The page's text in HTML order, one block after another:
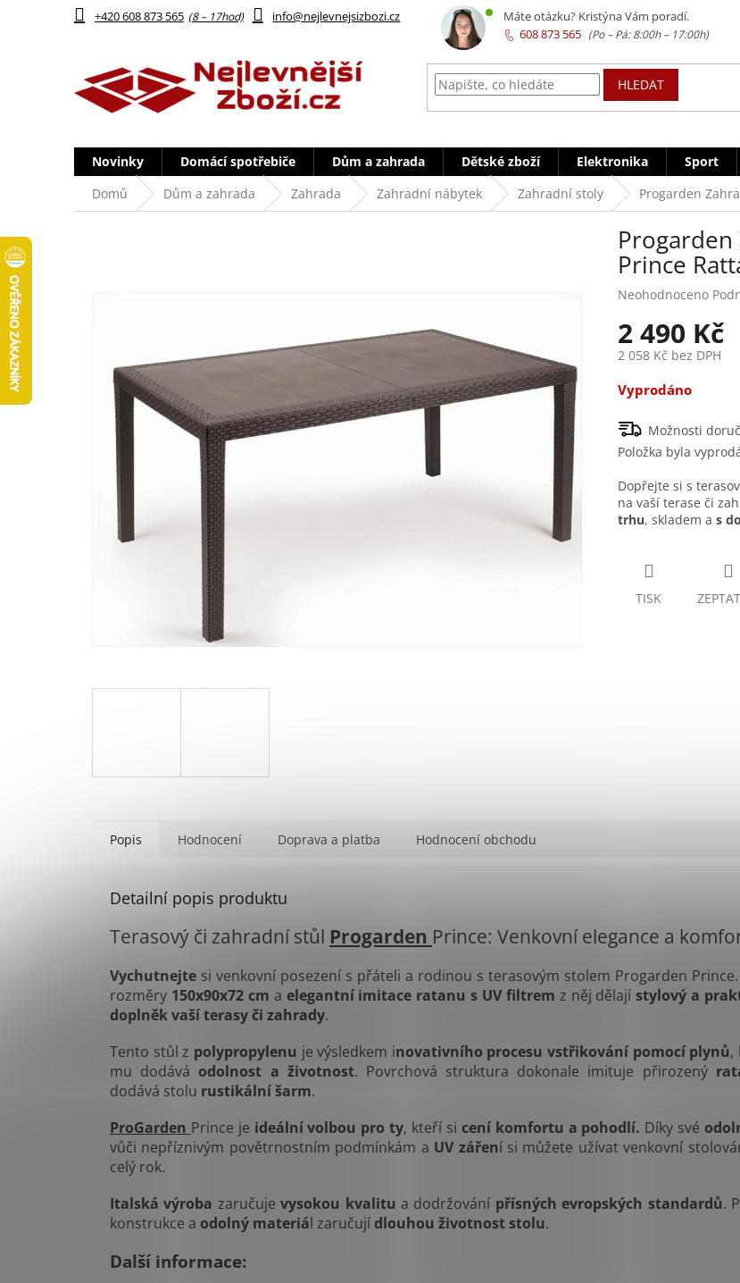
+420 608 873 565 info@nejlevnejsizbozi.cz
HLEDAT
Novinky Domácí spotřebiče Dům a zahrada Dětské zboží Elektronika Sport
Domů
Dům a zahrada Zahrada Zahradní nábytek Zahradní stoly Progarden
Prince
Průměrné
produktu
je
0,0
5
Neohodnoceno
2 490 Kč
2 058 Kč bez DPH
cena:
Vyprodáno
Možnosti
Položka byla
Dopřejte si s
na vaší terase či
trhu, skladem a s
TISK
Popis Hodnocení Doprava a platba Hodnocení obchodu
Detailní popis produktu
Terasový či zahradní stůl Progarden Prince: Venkovní elegance a
Vychutnejte si venkovní posezení s přáteli a rodinou s terasovým stolem Progarden Prince.
rozměry 150x90x72 cm a elegantní imitace ratanu s UV filtrem z něj dělajístylový a
doplněk vaší terasy či zahrady.
Tento stůl z polypropylenu je výsledkem inovativního procesu vstřikování pomocí plynů,
mu dodáváodolnost a životnost. Povrchová struktura dokonale imituje přirozený
dodává stolu rustikální šarm.
ProGarden Prince je ideální volbou pro ty, kteří si cení komfortu a pohodlí. Díky své
vůči nepříznivým povětrnostním podmínkám a UV záření si můžete užívat venkovní
celý rok.
Italská výroba zaručujevysokou kvalitu a dodržování přísných evropských standardů.
konstrukce a odolný materiál zaručujídlouhou životnost stolu.
Další informace:
Máte otázku? Kristýna Vám poradí.
608 873 565